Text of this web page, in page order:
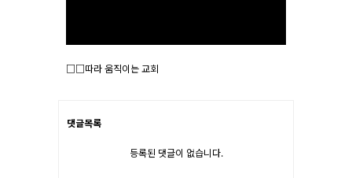
□□따라 움직이는 교회
댓글목록
등록된 댓글이 없습니다.